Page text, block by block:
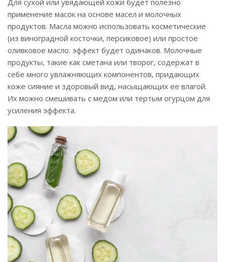
Для сухой или увядающей кожи будет полезно
применение масок на основе масел и молочных
продуктов. Масла можно использовать косметические
(из виноградной косточки, персиковое) или простое
оливковое масло: эффект будет одинаков. Молочные
продукты, такие как сметана или творог, содержат в
себе много увлажняющих компонентов, придающих
коже сияние и здоровый вид, насыщающих ее влагой.
Их можно смешивать с медом или тертым огурцом для
усиления эффекта.